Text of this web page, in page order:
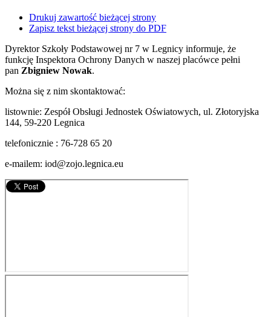
Drukuj zawartość bieżącej strony
Zapisz tekst bieżącej strony do PDF
Dyrektor Szkoły Podstawowej nr 7 w Legnicy informuje, że
funkcję Inspektora Ochrony Danych w naszej placówce pełni
pan Zbigniew Nowak.
Można się z nim skontaktować:
listownie: Zespół Obsługi Jednostek Oświatowych, ul. Złotoryjska
144, 59-220 Legnica
telefonicznie : 76-728 65 20
e-mailem: iod@zojo.legnica.eu